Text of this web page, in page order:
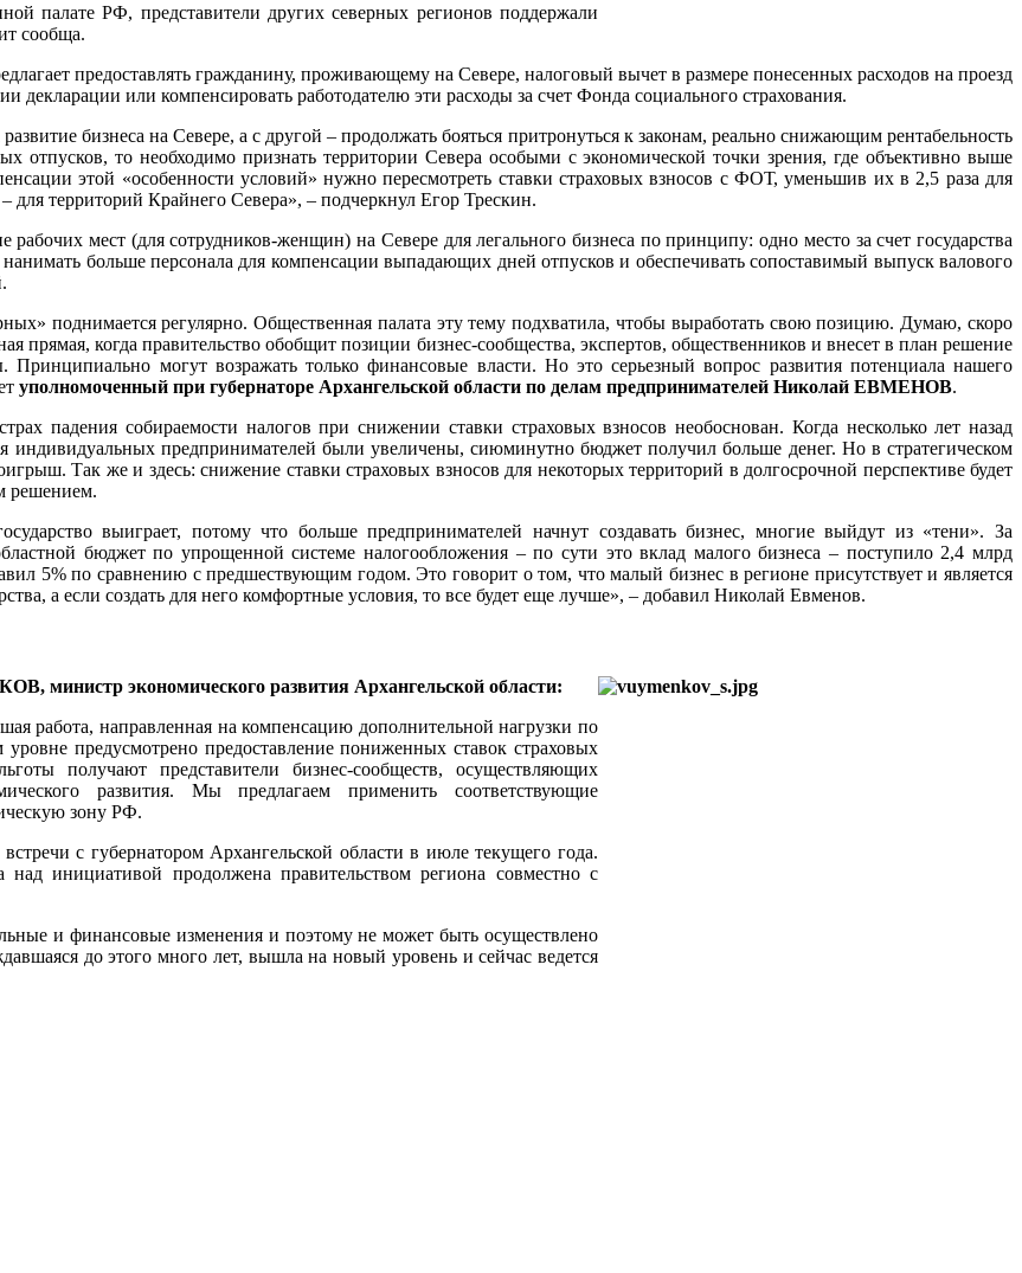
палате РФ, представители других северных регионов поддержали
сообща.
предоставлять гражданину, проживающему на Севере, налоговый вычет в размере понесенных расходов на проезд
или компенсировать работодателю эти расходы за счет Фонда социального страхования.
бизнеса на Севере, а с другой – продолжать бояться притронуться к законам, реально снижающим рентабельность
отпусков, то необходимо признать территории Севера особыми с экономической точки зрения, где объективно выше
этой «особенности условий» нужно пересмотреть ставки страховых взносов с ФОТ, уменьшив их в 2,5 раза для
территорий Крайнего Севера», – подчеркнул Егор Трескин.
мест (для сотрудников-женщин) на Севере для легального бизнеса по принципу: одно место за счет государства
больше персонала для компенсации выпадающих дней отпусков и обеспечивать сопоставимый выпуск валового
поднимается регулярно. Общественная палата эту тему подхватила, чтобы выработать свою позицию. Думаю, скоро
прямая, когда правительство обобщит позиции бизнес-сообщества, экспертов, общественников и внесет в план решение
Принципиально могут возражать только финансовые власти. Но это серьезный вопрос развития потенциала нашего
уполномоченный при губернаторе Архангельской области по делам предпринимателей Николай ЕВМЕНОВ.
падения собираемости налогов при снижении ставки страховых взносов необоснован. Когда несколько лет назад
предпринимателей были увеличены, сиюминутно бюджет получил больше денег. Но в стратегическом
Так же и здесь: снижение ставки страховых взносов для некоторых территорий в долгосрочной перспективе будет
решением.
выиграет, потому что больше предпринимателей начнут создавать бизнес, многие выйдут из «тени». За
бюджет по упрощенной системе налогообложения – по сути это вклад малого бизнеса – поступило 2,4 млрд
5% по сравнению с предшествующим годом. Это говорит о том, что малый бизнес в регионе присутствует и является
а если создать для него комфортные условия, то все будет еще лучше», – добавил Николай Евменов.
министр экономического развития Архангельской области:
работа, направленная на компенсацию дополнительной нагрузки по
предусмотрено предоставление пониженных ставок страховых
получают представители бизнес-сообществ, осуществляющих
развития. Мы предлагаем применить соответствующие
зону РФ.
с губернатором Архангельской области в июле текущего года.
инициативой продолжена правительством региона совместно с
и финансовые изменения и поэтому не может быть осуществлено
до этого много лет, вышла на новый уровень и сейчас ведется